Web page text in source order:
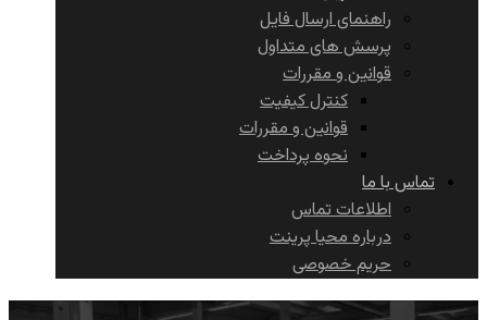
راهنمای ارسال فایل
پرسش های متداول
قوانین و مقررات
کنترل کیفیت
قوانین و مقررات
نحوه پرداخت
تماس با ما
اطلاعات تماس
درباره محیا پرینت
حریم خصوصی